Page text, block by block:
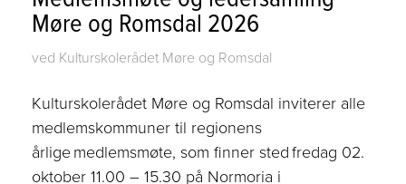
Møre og Romsdal 2026
ved Kulturskolerådet Møre og Romsdal
Kulturskolerådet Møre og Romsdal inviterer alle
medlemskommuner til regionens
årligemedlemsmøte, som finner stedfredag 02.
oktober 11.00 – 15.30 på Normoria i